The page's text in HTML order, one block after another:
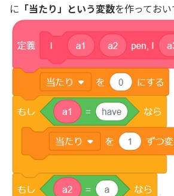
に 「当たり」という変数を作っておい